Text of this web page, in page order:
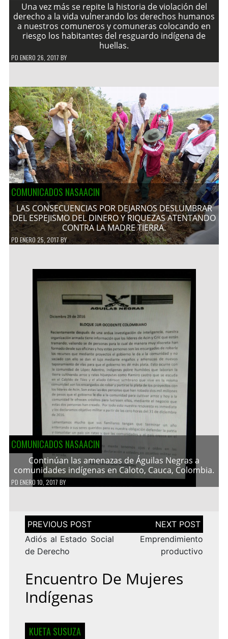
Una vez más se repite la historia de violación del
derecho a la vida vulnerando los derechos humanos
a nuestros comuneros y comuneras colocando en
riesgo los habitantes del resguardo indígena de
huellas.
PD ENERO 26, 2017 BY
COMUNICADOS NASAACIN
LAS CONSECUENCIAS POR DEJARNOS DESLUMBRAR
DEL ESPEJISMO DEL DINERO Y RIQUEZAS ATENTANDO
CONTRA LA MADRE TIERRA.
PDENERO 25, 2017BY
COMUNICADOS NASAACIN
Continúan las amenazas de Águilas Negras a
comunidades indígenas en Caloto, Cauca, Colombia.
PD ENERO 10, 2017 BY
Navegación
de
entradas
Adiós al Estado Social
de Derecho
Emprendimiento
productivo
Encuentro De Mujeres
Indígenas
KUETA SUSUZA